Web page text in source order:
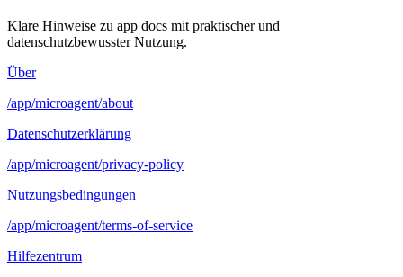
Klare Hinweise zu app docs mit praktischer und
datenschutzbewusster Nutzung.
Über
/app/microagent/about
Datenschutzerklärung
/app/microagent/privacy-policy
Nutzungsbedingungen
/app/microagent/terms-of-service
Hilfezentrum